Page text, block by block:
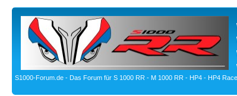
S1000-Forum.de - Das Forum für S 1000 RR - M 1000 RR - HP4 - HP4